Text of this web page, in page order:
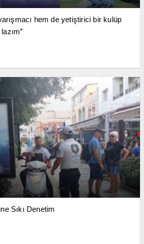
hem de yetiştirici bir kulüp
Sıkı Denetim